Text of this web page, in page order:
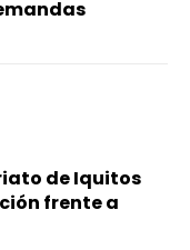
de Iquitos
frente a